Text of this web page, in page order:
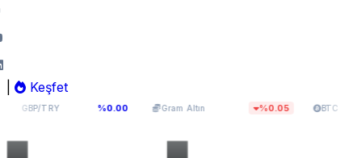
Keşfet
63,965 %0.00 Gram Altın5.978,90 BTC $64.470,24